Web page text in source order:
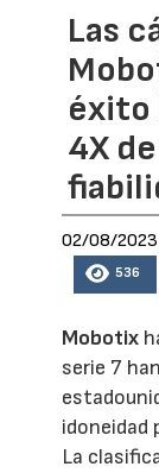
Las
éxito
4X
02/08/2023
536
Mobotix
serie 7
idoneidad
La